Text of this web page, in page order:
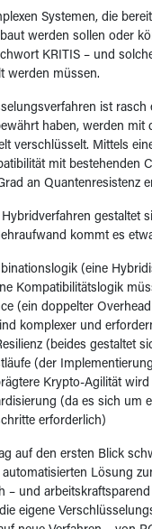
Systemen, die
werden sollen oder
KRITIS – und
werden müssen.
ist
haben, werden
verschlüsselt. Mittels
mit bestehenden
an Quantenresistenz
gestaltet
kommt es
(eine
Kompatibilitätslogik
(ein doppelter
komplexer und
(beides gestaltet
(der
Krypto-Agilität
(da es sich um
erforderlich)
auf den ersten Blick
Lösung
– und
eigene